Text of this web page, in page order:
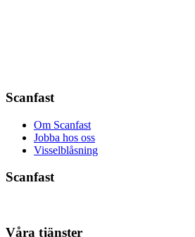
Scanfast
Om Scanfast
Jobba hos oss
Visselblåsning
Scanfast
Våra tjänster